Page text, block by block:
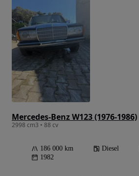
Mercedes-Benz W123 (1976-1986)
2998 cm3 • 88 cv
186 000 km Diesel
1982